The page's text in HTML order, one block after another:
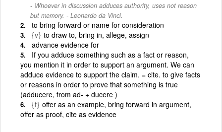
Whoever in discussion adduces authority, uses not reason
but memory. - Leonardo da Vinci.
to bring forward or name for consideration
{v} to draw to, bring in, allege, assign
advance evidence for
If you adduce something such as a fact or reason,
you mention it in order to support an argument. We can
adduce evidence to support the claim. = cite. to give facts
or reasons in order to prove that something is true
(adducere, from ad- + ducere )
{f} offer as an example, bring forward in argument,
offer as proof, cite as evidence